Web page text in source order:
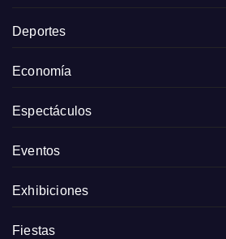
Deportes
Economía
Espectáculos
Eventos
Exhibiciones
Fiestas